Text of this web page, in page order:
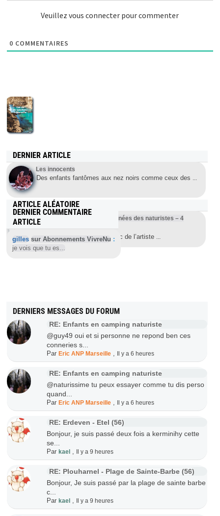
Veuillez vous connecter pour commenter
0 COMMENTAIRES
DERNIER ARTICLE
Les innocents
Des enfants fantômes aux nez noirs comme ceux des
ARTICLE ALÉATOIRE
Loxie and Zoot la bande dessinées des naturistes – 4
albums partie 4 de 5
Loxie & Zoot est un webcomic de l’artiste ...
DERNIER COMMENTAIRE
ARTICLE
gilles sur Abonnements VivreNu :
je vois que tu es...
DERNIERS MESSAGES DU FORUM
RE: Enfants en camping naturiste
@guy49 oui et si personne ne repond ben ces
conneries s...
ParEric ANP Marseille , Il y a 6 heures
RE: Enfants en camping naturiste
@naturissime tu peux essayer comme tu dis perso
quand...
ParEric ANP Marseille , Il y a 6 heures
RE: Erdeven - Etel (56)
Bonjour, je suis passé deux fois a kerminihy cette
se...
Parkael , Il y a 9 heures
RE: Plouharnel - Plage de Sainte-Barbe (56)
Bonjour, Je suis passé par la plage de sainte barbe
c...
Parkael , Il y a 9 heures